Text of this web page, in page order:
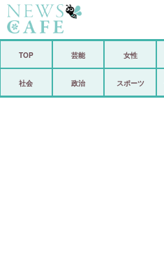
TOP 芸能 女性
社会 政治 スポーツ